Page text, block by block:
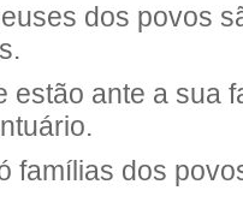
dos povos
estão ante a sua
famílias dos